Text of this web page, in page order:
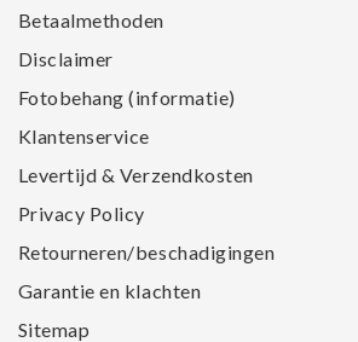
Betaalmethoden
Disclaimer
Fotobehang (informatie)
Klantenservice
Levertijd & Verzendkosten
Privacy Policy
Retourneren/beschadigingen
Garantie en klachten
Sitemap